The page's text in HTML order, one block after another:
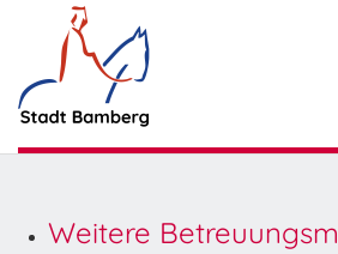
Weitere